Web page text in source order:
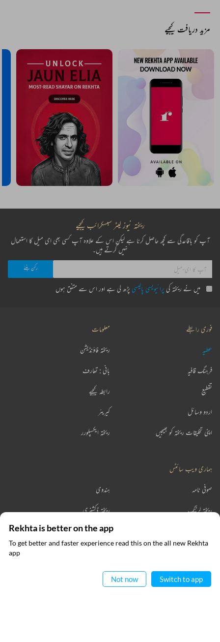
مزید دریافت کیجیے
ریختہ نیوز لیٹر سبسکرائب کیجیے
آپ کو باقاعدگی سے کچھ حاصل کرنا ہے لیکن اس کے علاوہ آپ کسی بھی ای میل کا استعمال
نہیں کرتے ہیں۔
میں نے ریختہ کی پرائیویسی پالیسی پڑھ لی ہے اور اس سے متفق ہوں
فوری رابطے
عطیہ
فرہنگ قافیہ
تقطیع
اردو وسائل
اپنی تخلیقات ریختہ کو بھیجیں
معلومات
ریختہ فاؤنڈیشن
بانی : تعارف
رابطہ کیجیے
کیریئر
ریختہ ایکسپلورر
ہماری ویب سائٹس
ہندوی صوفی نامہ
ریختہ ڈکشنری ریختہ لرننگ
ریختہ بکس
رابطہ کیجیے
Rekhta is better on the app
To get better and faster experience read this on the all new Rekhta
app
Not now Switch to app